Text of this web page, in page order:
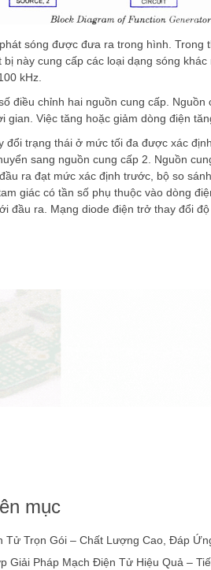
sóng được đưa ra trong hình.
bị này cung cấp các loại dạng sóng
kHz.
điều chỉnh hai nguồn cung cấp.
gian. Việc tăng hoặc giảm dòng điện
đổi trạng thái ở mức tối đa được xác
sang nguồn cung cấp 2. Nguồn
ra đạt mức xác định trước, bộ so
giác có tần số phụ thuộc vào dòng
đầu ra. Mạng diode điện trở thay đổi
mục
Tử Trọn Gói – Chất Lượng Cao, Đáp
Giải Pháp Mạch Điện Tử Hiệu Quả –